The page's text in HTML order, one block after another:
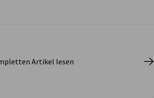
Wettbewerbsfähigkeit Koreas. Im Rahmen
Artikel lesen